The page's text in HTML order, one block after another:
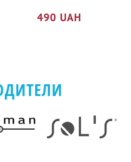
PANTS
490 UAH